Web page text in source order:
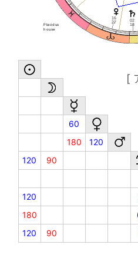
Placidus
house
16
27
02
18
[
60
180
120
120
90
120
180
120
90